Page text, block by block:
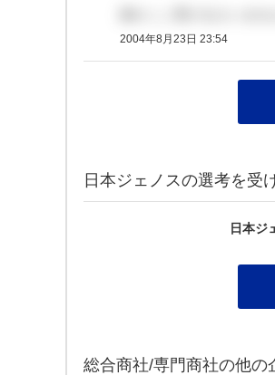
2004年8月23日 23:54
日本ジェノスの選考を受
日本ジ
総合商社/専門商社の他の